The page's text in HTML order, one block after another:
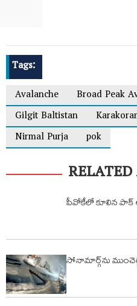
Tags:
Avalanche
Broad Peak
Gilgit Baltistan
Nirmal Purja
pok
పీవోకేలో కూలిన పాక్
సోనామార్గ్‌ను